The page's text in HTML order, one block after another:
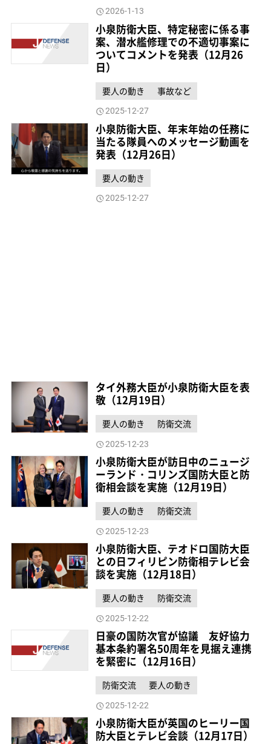
2026-1-13
小泉防衛大臣、特定秘密に係る事
案、潜水艦修理での不適切事案に
ついてコメントを発表（12月26
日）
要人の動き 事故など
2025-12-27
小泉防衛大臣、年末年始の任務に
当たる隊員へのメッセージ動画を
発表（12月26日）
要人の動き
2025-12-27
タイ外務大臣が小泉防衛大臣を表
敬（12月19日）
要人の動き 防衛交流
2025-12-23
小泉防衛大臣が訪日中のニュージ
ーランド・コリンズ国防大臣と防
衛相会談を実施（12月19日）
要人の動き 防衛交流
2025-12-23
小泉防衛大臣、テオドロ国防大臣
との日フィリピン防衛相テレビ会
談を実施（12月18日）
要人の動き 防衛交流
2025-12-22
日豪の国防次官が協議 友好協力
基本条約署名50周年を見据え連携
を緊密に（12月16日）
防衛交流 要人の動き
2025-12-22
小泉防衛大臣が英国のヒーリー国
防大臣とテレビ会談（12月17日）